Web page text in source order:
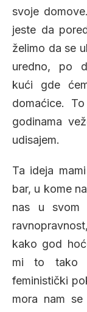
svoje
jeste da
želimo da se
uredno, po
kući gde
domaćice.
godinama
udisajem.
Ta ideja
bar, u kome
nas u svom
kako god
mi to tako
feministički
mora nam